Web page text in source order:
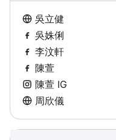
吳立健
吳姝俐
李汶軒
陳萱
陳萱 IG
周欣儀